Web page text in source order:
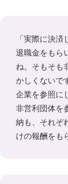
「実際に決
退職金をもら
ね。そもそも
かしくないで
企業を参照に
非営利団体を
納も、それぞ
けの報酬をも